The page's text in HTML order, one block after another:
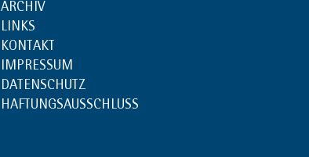
ARCHIV
LINKS
KONTAKT
IMPRESSUM
DATENSCHUTZ
HAFTUNGSAUSSCHLUSS